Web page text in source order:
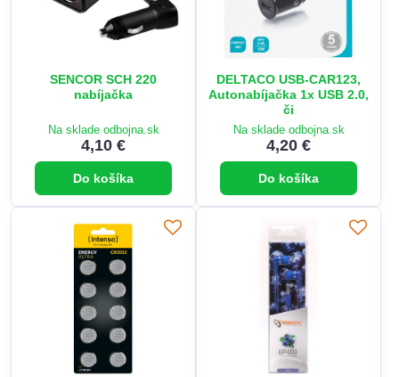
SENCOR SCH 220
nabíjačka
Na sklade odbojna.sk
4,10 €
Do košíka
DELTACO USB-CAR123,
Autonabíjačka 1x USB 2.0,
či
Na sklade odbojna.sk
4,20 €
Do košíka